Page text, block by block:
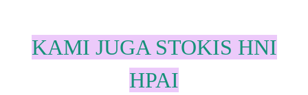
KAMI JUGA STOKIS HNI
HPAI